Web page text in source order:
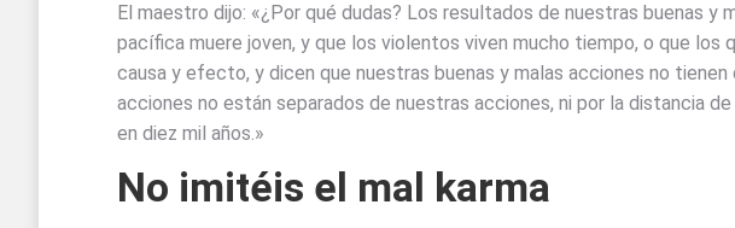
El maestro dijo: «¿Por qué dudas? Los resultados de nuestras buenas
pacífica muere joven, y que los violentos viven mucho tiempo, o que los
causa y efecto, y dicen que nuestras buenas y malas acciones no
acciones no están separados de nuestras acciones, ni por la distancia
en diez mil años.»
No imitéis el mal karma